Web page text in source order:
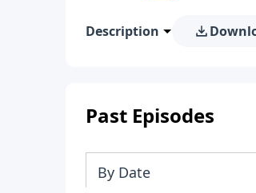
Description
Past Episodes
By Date